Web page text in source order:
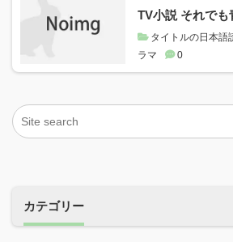
TV小説 それでも
タイトルの日本語
ラマ
0
カテゴリー